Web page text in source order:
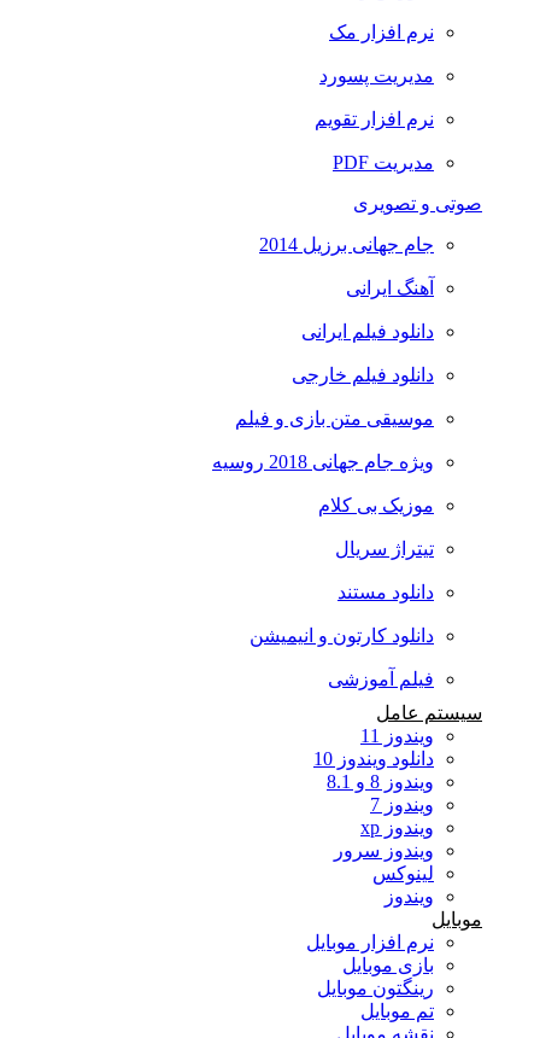
نرم افزار مک
مدیریت پسورد
نرم افزار تقویم
مدیریت PDF
صوتی و تصویری
جام جهانی برزیل 2014
آهنگ ایرانی
دانلود فیلم ایرانی
دانلود فیلم خارجی
موسیقی متن بازی و فیلم
ویژه جام جهانی 2018 روسیه
موزیک بی کلام
تیتراژ سریال
دانلود مستند
دانلود کارتون و انیمیشن
فیلم آموزشی
سیستم عامل
ویندوز 11
دانلود ویندوز 10
ویندوز 8 و 8.1
ویندوز 7
ویندوز xp
ویندوز سرور
لینوکس
ویندوز
موبایل
نرم افزار موبایل
بازی موبایل
رینگتون موبایل
تم موبایل
نقشه موبایل